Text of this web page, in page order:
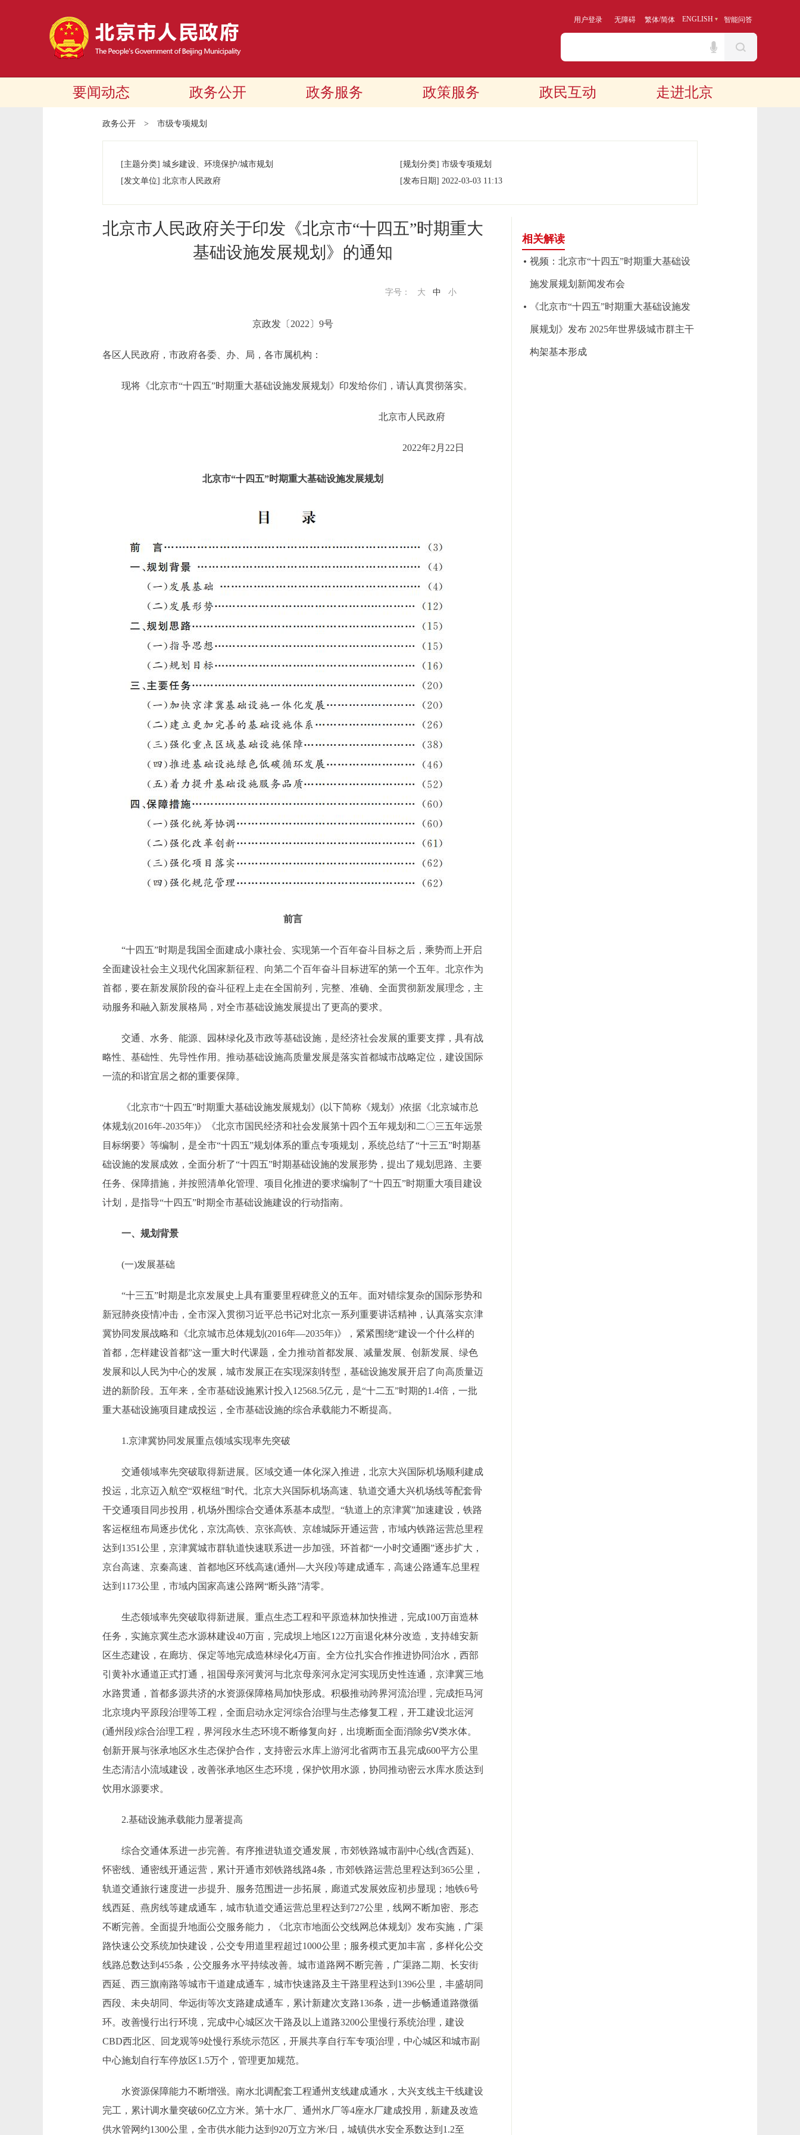
用户登录 无障碍 繁体/简体 ENGLISH 智能问答
要闻动态 政务公开 政务服务 政策服务 政民互动 走进北京
政务公开 > 市级专项规划
[主题分类] 城乡建设、环境保护/城市规划 [规划分类] 市级专项规划
[发文单位] 北京市人民政府 [发布日期] 2022-03-03 11:13
北京市人民政府关于印发《北京市“十四五”时期重大
基础设施发展规划》的通知
字号： 大 中 小
京政发〔2022〕9号
各区人民政府，市政府各委、办、局，各市属机构：
现将《北京市“十四五”时期重大基础设施发展规划》印发给你们，请认真贯彻落实。
北京市人民政府
2022年2月22日
北京市“十四五”时期重大基础设施发展规划
前言
“十四五”时期是我国全面建成小康社会、实现第一个百年奋斗目标之后，乘势而上开启
全面建设社会主义现代化国家新征程、向第二个百年奋斗目标进军的第一个五年。北京作为
首都，要在新发展阶段的奋斗征程上走在全国前列，完整、准确、全面贯彻新发展理念，主
动服务和融入新发展格局，对全市基础设施发展提出了更高的要求。
交通、水务、能源、园林绿化及市政等基础设施，是经济社会发展的重要支撑，具有战
略性、基础性、先导性作用。推动基础设施高质量发展是落实首都城市战略定位，建设国际
一流的和谐宜居之都的重要保障。
《北京市“十四五”时期重大基础设施发展规划》(以下简称《规划》)依据《北京城市总
体规划(2016年-2035年)》《北京市国民经济和社会发展第十四个五年规划和二〇三五年远景
目标纲要》等编制，是全市“十四五”规划体系的重点专项规划，系统总结了“十三五”时期基
础设施的发展成效，全面分析了“十四五”时期基础设施的发展形势，提出了规划思路、主要
任务、保障措施，并按照清单化管理、项目化推进的要求编制了“十四五”时期重大项目建设
计划，是指导“十四五”时期全市基础设施建设的行动指南。
一、规划背景
(一)发展基础
“十三五”时期是北京发展史上具有重要里程碑意义的五年。面对错综复杂的国际形势和
新冠肺炎疫情冲击，全市深入贯彻习近平总书记对北京一系列重要讲话精神，认真落实京津
冀协同发展战略和《北京城市总体规划(2016年—2035年)》，紧紧围绕“建设一个什么样的
首都，怎样建设首都”这一重大时代课题，全力推动首都发展、减量发展、创新发展、绿色
发展和以人民为中心的发展，城市发展正在实现深刻转型，基础设施发展开启了向高质量迈
进的新阶段。五年来，全市基础设施累计投入12568.5亿元，是“十二五”时期的1.4倍，一批
重大基础设施项目建成投运，全市基础设施的综合承载能力不断提高。
1.京津冀协同发展重点领域实现率先突破
交通领域率先突破取得新进展。区域交通一体化深入推进，北京大兴国际机场顺利建成
投运，北京迈入航空“双枢纽”时代。北京大兴国际机场高速、轨道交通大兴机场线等配套骨
干交通项目同步投用，机场外围综合交通体系基本成型。“轨道上的京津冀”加速建设，铁路
客运枢纽布局逐步优化，京沈高铁、京张高铁、京雄城际开通运营，市域内铁路运营总里程
达到1351公里，京津冀城市群轨道快速联系进一步加强。环首都“一小时交通圈”逐步扩大，
京台高速、京秦高速、首都地区环线高速(通州—大兴段)等建成通车，高速公路通车总里程
达到1173公里，市域内国家高速公路网“断头路”清零。
生态领域率先突破取得新进展。重点生态工程和平原造林加快推进，完成100万亩造林
任务，实施京冀生态水源林建设40万亩，完成坝上地区122万亩退化林分改造，支持雄安新
区生态建设，在廊坊、保定等地完成造林绿化4万亩。全方位扎实合作推进协同治水，西部
引黄补水通道正式打通，祖国母亲河黄河与北京母亲河永定河实现历史性连通，京津冀三地
水路贯通，首都多源共济的水资源保障格局加快形成。积极推动跨界河流治理，完成拒马河
北京境内平原段治理等工程，全面启动永定河综合治理与生态修复工程，开工建设北运河
(通州段)综合治理工程，界河段水生态环境不断修复向好，出境断面全面消除劣Ⅴ类水体。
创新开展与张承地区水生态保护合作，支持密云水库上游河北省两市五县完成600平方公里
生态清洁小流域建设，改善张承地区生态环境，保护饮用水源，协同推动密云水库水质达到
饮用水源要求。
2.基础设施承载能力显著提高
综合交通体系进一步完善。有序推进轨道交通发展，市郊铁路城市副中心线(含西延)、
怀密线、通密线开通运营，累计开通市郊铁路线路4条，市郊铁路运营总里程达到365公里，
轨道交通旅行速度进一步提升、服务范围进一步拓展，廊道式发展效应初步显现；地铁6号
线西延、燕房线等建成通车，城市轨道交通运营总里程达到727公里，线网不断加密、形态
不断完善。全面提升地面公交服务能力，《北京市地面公交线网总体规划》发布实施，广渠
路快速公交系统加快建设，公交专用道里程超过1000公里；服务模式更加丰富，多样化公交
线路总数达到455条，公交服务水平持续改善。城市道路网不断完善，广渠路二期、长安街
西延、西三旗南路等城市干道建成通车，城市快速路及主干路里程达到1396公里，丰盛胡同
西段、未央胡同、华远街等次支路建成通车，累计新建次支路136条，进一步畅通道路微循
环。改善慢行出行环境，完成中心城区次干路及以上道路3200公里慢行系统治理，建设
CBD西北区、回龙观等9处慢行系统示范区，开展共享自行车专项治理，中心城区和城市副
中心施划自行车停放区1.5万个，管理更加规范。
水资源保障能力不断增强。南水北调配套工程通州支线建成通水，大兴支线主干线建设
完工，累计调水量突破60亿立方米。第十水厂、通州水厂等4座水厂建成投用，新建及改造
供水管网约1300公里，全市供水能力达到920万立方米/日，城镇供水安全系数达到1.2至
相关解读
视频：北京市“十四五”时期重大基础设
施发展规划新闻发布会
《北京市“十四五”时期重大基础设施发
展规划》发布 2025年世界级城市群主干
构架基本形成